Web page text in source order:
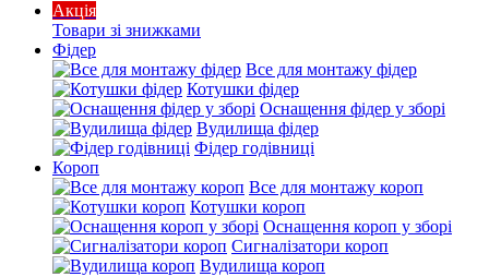
Акція
Товари зі знижками
Фідер
Все для монтажу фідер
Котушки фідер
Оснащення фідер у зборі
Вудилища фідер
Фідер годівниці
Короп
Все для монтажу короп
Котушки короп
Оснащення короп у зборі
Сигналізатори короп
Вудилища короп